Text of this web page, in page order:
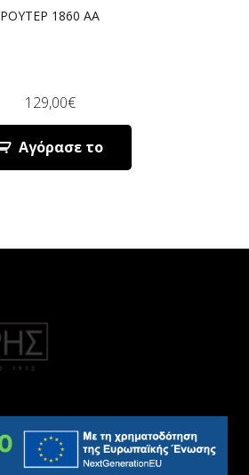
ΡΟΥΤΕΡ 1860 AA
129,00€
Αγόρασε το